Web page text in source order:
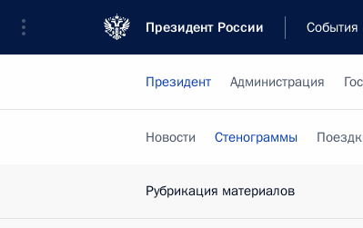
Президент России События
Президент Администрация
Новости Стенограммы
Рубрикация материалов